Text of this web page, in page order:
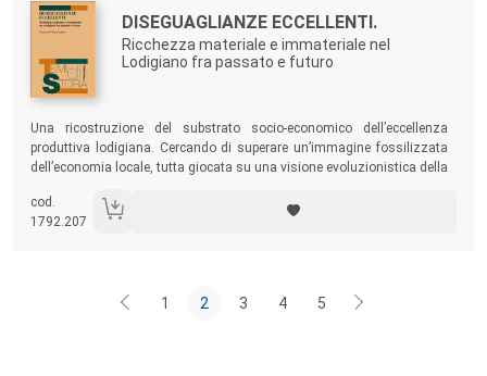
Autori:
Titolo:
DISEGUAGLIANZE ECCELLENTI.
Ricchezza materiale e immateriale nel
Lodigiano fra passato e futuro
Una ricostruzione del substrato socio-economico dell’eccellenza
produttiva lodigiana. Cercando di superare un’immagine fossilizzata
dell’economia locale, tutta giocata su una visione evoluzionistica della
economico di alcune produzioni “inattuali” e “alternative” come il
pannerone o il Tipico Lodigiano.
cod.
1792.207
1 2 3 4 5